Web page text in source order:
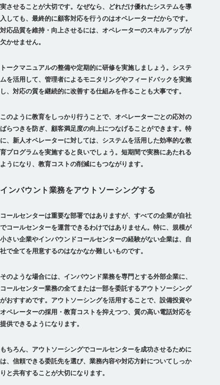
実させることが大切です。なぜなら、どれだけ優れたシステムを導
入しても、最終的に顧客対応を行うのはオペレーターだからです。
対応品質を維持・向上させるには、オペレーターのスキルアップが
欠かせません。
トークマニュアルの整備や定期的に研修を実施しましょう。システ
ムを活用して、管理者によるモニタリングやフィードバックを実施
し、対応の質を継続的に改善する仕組みを作ることも大事です。
このように教育をしっかり行うことで、オペレーターごとの応対の
ばらつきを防ぎ、顧客満足度の向上につなげることができます。特
に、新人オペレーターに対しては、システムを活用した効率的な教
育プログラムを実施すると良いでしょう。短期間で実務にあたれる
ようになり、教育コストの削減にもつながります。
インバウント業務をアウトソーシングする
コールセンターは重要な部署ではありますが、すべての企業が自社
でコールセンターを運営できるわけではありません。特に、規模が
小さい企業やインバウンドコールセンターの経験がない企業は、自
社で全てを用意するのはなかなか難しいものです。
そのような場合には、インバウンド業務を専門とする外部企業に、
コールセンター業務の全てまたは一部を委託するアウトソーシング
がおすすめです。アウトソーシングを活用することで、設備投資や
オペレーターの採用・教育コストを抑えつつ、質の高い電話対応を
提供できるようになります。
もちろん、アウトソーシングでコールセンターを成功させるために
は、信頼できる委託先を選び、業務内容や対応方針についてしっか
りと共有することが大切になります。